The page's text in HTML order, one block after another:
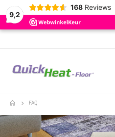
9,2
168 Reviews
FAQ